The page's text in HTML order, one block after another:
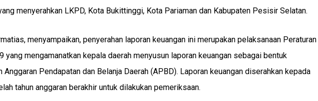
menyerahkan LKPD, Kota Bukittinggi, Kota Pariaman dan Kabupaten Pesisir Selatan.
menyampaikan, penyerahan laporan keuangan ini merupakan pelaksanaan Peraturan
yang mengamanatkan kepala daerah menyusun laporan keuangan sebagai bentuk
Pendapatan dan Belanja Daerah (APBD). Laporan keuangan diserahkan kepada
tahun anggaran berakhir untuk dilakukan pemeriksaan.